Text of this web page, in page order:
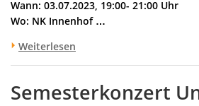
Wann: 03.07.2023, 19:00- 21:00 Uhr
Wo: NK Innenhof …
Weiterlesen
Semesterkonzert